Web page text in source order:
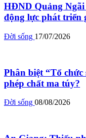
HĐND Quảng
động lực phát triển
Đời sống 17/07/2026
Phân biệt “Tổ
phép chất ma túy?
Đời sống 08/08/2026